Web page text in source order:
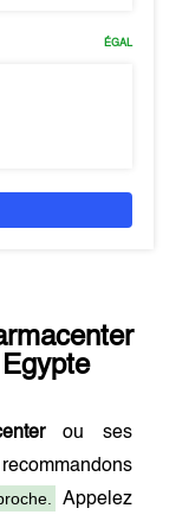
ÉGAL
Egypte
ou ses
Appelez